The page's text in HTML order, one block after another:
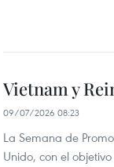
Vietnam y
09/07/2026 08:23
La Semana de
Unido, con el